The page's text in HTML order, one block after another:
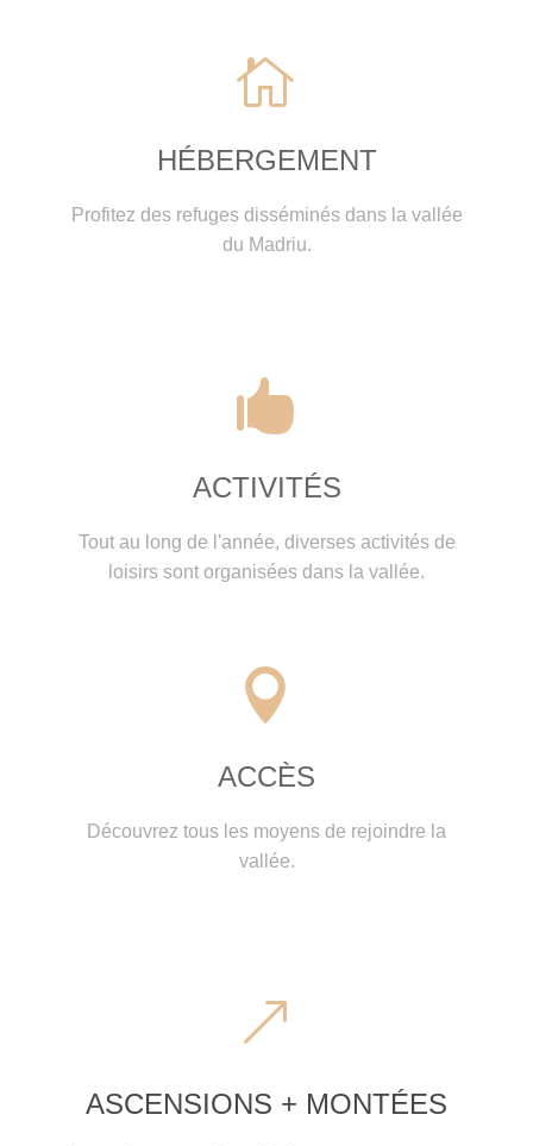


HÉBERGEMENT
Profitez des refuges disséminés dans la vallée
du Madriu.


ACTIVITÉS
Tout au long de l'année, diverses activités de
loisirs sont organisées dans la vallée.


ACCÈS
Découvrez tous les moyens de rejoindre la
vallée.
&
&
ASCENSIONS + MONTÉES